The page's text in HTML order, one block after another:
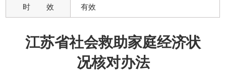
时 效
有效
江苏省社会救助家庭经济状
况核对办法